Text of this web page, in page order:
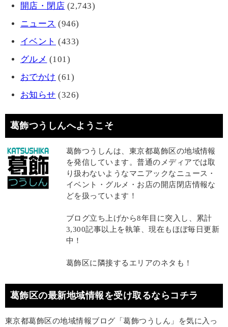
開店・閉店 (2,743)
ニュース (946)
イベント (433)
グルメ (101)
おでかけ (61)
お知らせ (326)
葛飾つうしんへようこそ
葛飾つうしんは、東京都葛飾区の地域情報
を発信しています。普通のメディアでは取
り扱わないようなマニアックなニュース・
イベント・グルメ・お店の開店閉店情報な
どを扱っています！
ブログ立ち上げから8年目に突入し、累計
3,300記事以上を執筆、現在もほぼ毎日更新
中！
葛飾区に隣接するエリアのネタも！
葛飾区の最新地域情報を受け取るならコチラ
東京都葛飾区の地域情報ブログ「葛飾つうしん」を気に入っ